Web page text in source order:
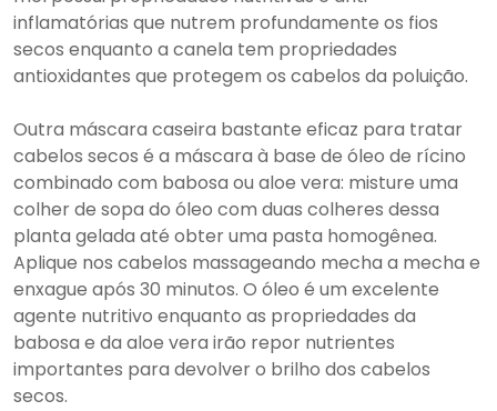
inflamatórias que nutrem profundamente os fios
secos enquanto a canela tem propriedades
antioxidantes que protegem os cabelos da poluição.
Outra máscara caseira bastante eficaz para tratar
cabelos secos é a máscara à base de óleo de rícino
combinado com babosa ou aloe vera: misture uma
colher de sopa do óleo com duas colheres dessa
planta gelada até obter uma pasta homogênea.
Aplique nos cabelos massageando mecha a mecha e
enxague após 30 minutos. O óleo é um excelente
agente nutritivo enquanto as propriedades da
babosa e da aloe vera irão repor nutrientes
importantes para devolver o brilho dos cabelos
secos.